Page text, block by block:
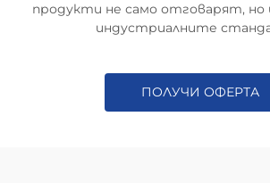
продукти не само отговарят,
индустриалните
ПОЛУЧИ ОФЕРТА